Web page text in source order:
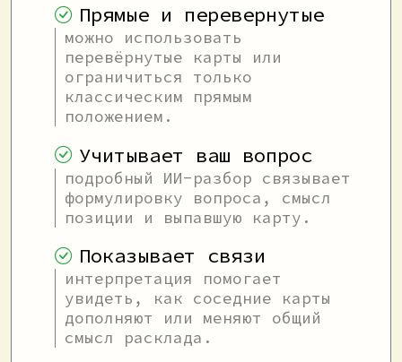
Прямые и перевернутые
можно использовать
перевёрнутые карты или
ограничиться только
классическим прямым
положением.
Учитывает ваш вопрос
подробный ИИ-разбор связывает
формулировку вопроса, смысл
позиции и выпавшую карту.
Показывает связи
интерпретация помогает
увидеть, как соседние карты
дополняют или меняют общий
смысл расклада.